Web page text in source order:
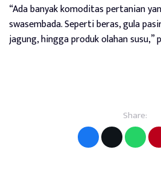
“Ada banyak komoditas pertanian
swasembada. Seperti beras, gula
jagung, hingga produk olahan susu,”
Share: